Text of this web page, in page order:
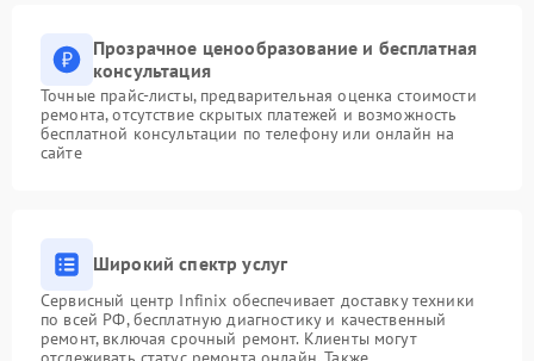
Прозрачное ценообразование и бесплатная
консультация
Точные прайс-листы, предварительная оценка стоимости
ремонта, отсутствие скрытых платежей и возможность
бесплатной консультации по телефону или онлайн на
сайте
Широкий спектр услуг
Сервисный центр Infinix обеспечивает доставку техники
по всей РФ, бесплатную диагностику и качественный
ремонт, включая срочный ремонт. Клиенты могут